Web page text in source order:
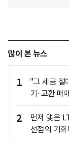
많이 본 뉴스
1
"그 세금 절
기·교환 매
2
먼저 맺은
선점의 기